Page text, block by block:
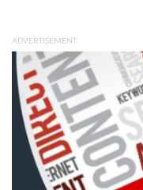
ADVERTISEMENT